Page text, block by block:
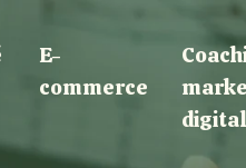
E-
commerce
digital